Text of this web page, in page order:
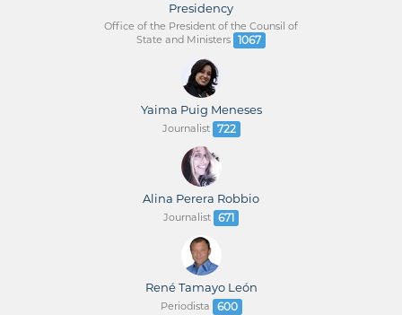
Presidency
Office of the President of the Counsil of
State and Ministers 1067
Yaima Puig Meneses
Journalist 722
Alina Perera Robbio
Journalist 671
René Tamayo León
Periodista 600